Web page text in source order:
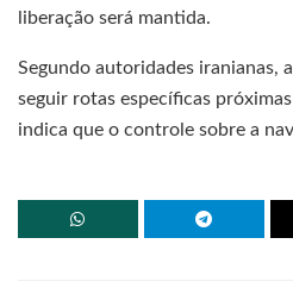
liberação será mantida.
Segundo autoridades iranianas,
seguir rotas específicas
indica que o controle sobre a